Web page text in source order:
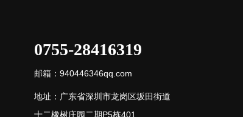
0755-28416319
邮箱：940446346qq.com
地址：广东省深圳市龙岗区坂田街道
十二橡树庄园二期P5栋401